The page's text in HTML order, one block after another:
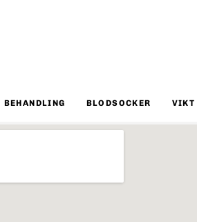
BEHANDLING BLODSOCKER VIKT